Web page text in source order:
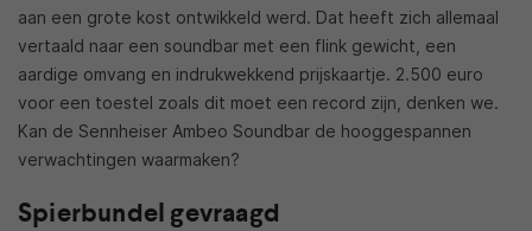
aan een grote kost ontwikkeld werd. Dat heeft zich allemaal
vertaald naar een soundbar met een flink gewicht, een
aardige omvang en indrukwekkend prijskaartje. 2.500 euro
voor een toestel zoals dit moet een record zijn, denken we.
Kan de Sennheiser Ambeo Soundbar de hooggespannen
verwachtingen waarmaken?
Spierbundel gevraagd